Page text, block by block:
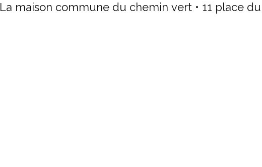
La maison commune du chemin vert • 11 place